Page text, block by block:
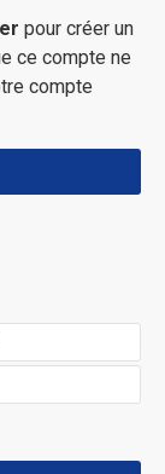
pour créer un
ce compte ne
compte